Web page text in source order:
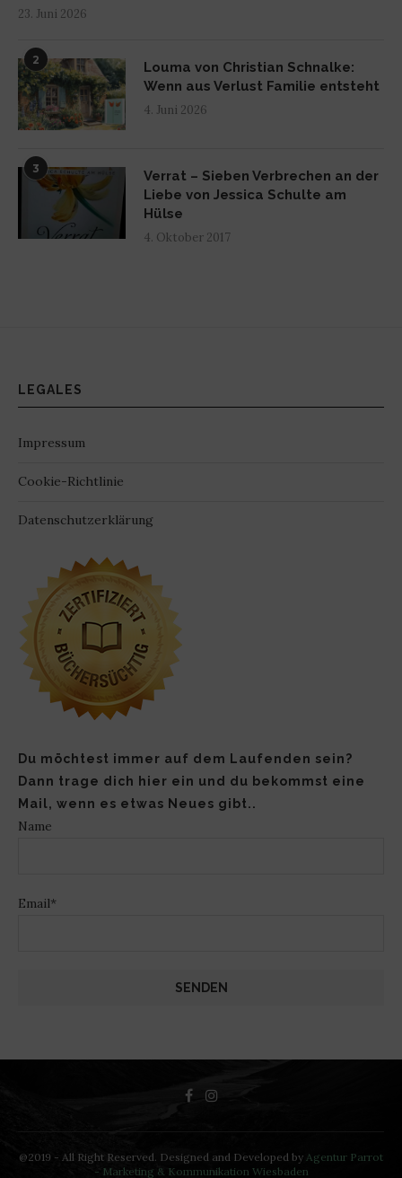
23. Juni 2026
2
Louma von Christian Schnalke:
Wenn aus Verlust Familie entsteht
4. Juni 2026
3
Verrat – Sieben Verbrechen an der
Liebe von Jessica Schulte am
Hülse
4. Oktober 2017
LEGALES
Impressum
Cookie-Richtlinie
Datenschutzerklärung
Du möchtest immer auf dem Laufenden sein?
Dann trage dich hier ein und du bekommst eine
Mail, wenn es etwas Neues gibt..
Name
Email*
@2019 - All Right Reserved. Designed and Developed by Agentur Parrot
- Marketing & Kommunikation Wiesbaden